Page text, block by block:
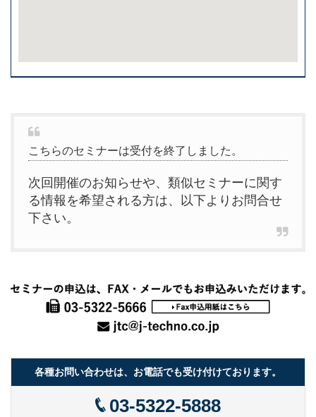
こちらのセミナーは受付を終了しました。
次回開催のお知らせや、類似セミナーに関す
る情報を希望される方は、以下よりお問合せ
下さい。
各種お問い合わせは、お電話でも受け付けております。
03-5322-5888